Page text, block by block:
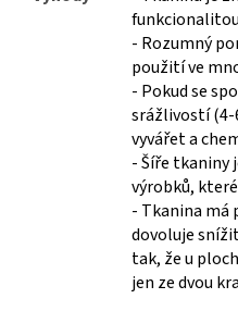
- Rozumný
použití ve
- Pokud se
srážlivostí
vyvářet a
- Šíře tkaniny
výrobků,
- Tkanina má
dovoluje
tak, že u
jen ze dvou